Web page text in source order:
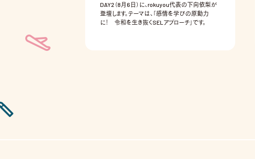
DAY2（8月6日）に、rokuyou代表の下向依梨が
登壇します。テーマは、「感情を学びの原動力
に！ 令和を生き抜くSELアプローチ」です。